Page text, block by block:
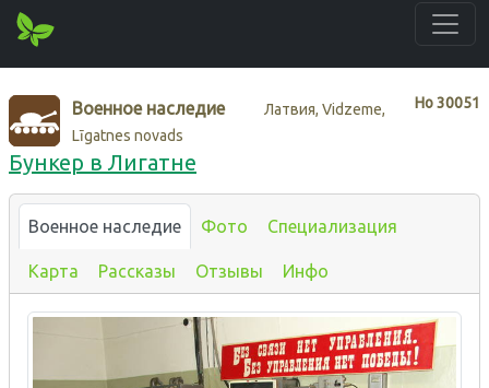
Нo30051
Военное наследие
Латвия, Vidzeme,
Līgatnes novads
Бункер в Лигатне
Военное наследие Фото Специализация
Карта Рассказы Отзывы Инфо